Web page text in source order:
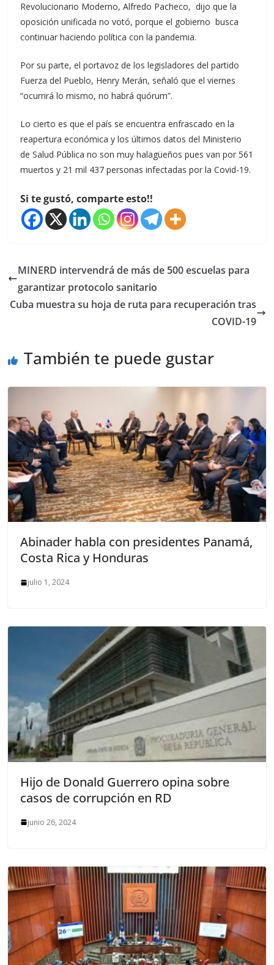
Revolucionario Moderno, Alfredo Pacheco, dijo que la
oposición unificada no votó, porque el gobierno busca
continuar haciendo política con la pandemia.
Por su parte, el portavoz de los legisladores del partido
Fuerza del Pueblo, Henry Merán, señaló que el viernes
“ocurrirá lo mismo, no habrá quórum”.
Lo cierto es que el país se encuentra enfrascado en la
reapertura económica y los últimos datos del Ministerio
de Salud Pública no son muy halagüeños pues van por 561
muertos y 21 mil 437 personas infectadas por la Covid-19.
Si te gustó, comparte esto!!
MINERD intervendrá de más de 500 escuelas para
garantizar protocolo sanitario
Cuba muestra su hoja de ruta para recuperación tras
COVID-19
También te puede gustar
Abinader habla con presidentes Panamá,
Costa Rica y Honduras
julio 1, 2024
Hijo de Donald Guerrero opina sobre
casos de corrupción en RD
junio 26, 2024